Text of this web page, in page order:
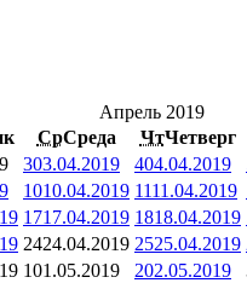
Апрель 2019
СрСреда ЧтЧетверг
303.04.2019 404.04.2019
1010.04.2019 1111.04.2019
1717.04.2019 1818.04.2019
2424.04.2019 2525.04.2019
101.05.2019 202.05.2019